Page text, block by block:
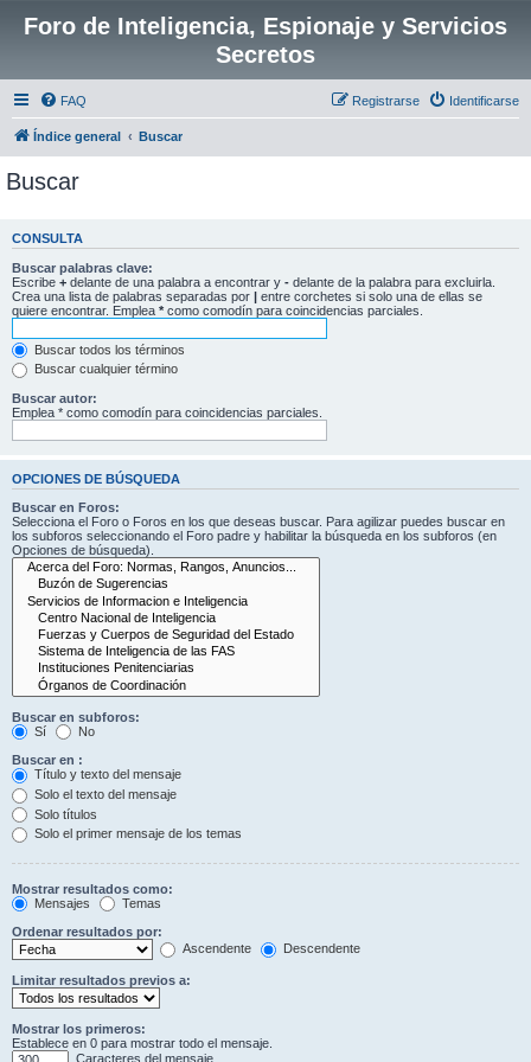
Foro de Inteligencia, Espionaje y Servicios
Secretos
FAQ Identificarse
Registrarse
Índice general Buscar
Buscar
CONSULTA
Buscar palabras clave:
Escribe + delante de una palabra a encontrar y - delante de la palabra para excluirla.
Crea una lista de palabras separadas por | entre corchetes si solo una de ellas se
quiere encontrar. Emplea * como comodín para coincidencias parciales.
Buscar todos los términos
Buscar cualquier término
Buscar autor:
Emplea * como comodín para coincidencias parciales.
OPCIONES DE BÚSQUEDA
Buscar en Foros:
Selecciona el Foro o Foros en los que deseas buscar. Para agilizar puedes buscar en
los subforos seleccionando el Foro padre y habilitar la búsqueda en los subforos (en
Opciones de búsqueda).
Buscar en subforos:
Sí
No
Buscar en :
Título y texto del mensaje
Solo el texto del mensaje
Solo títulos
Solo el primer mensaje de los temas
Mostrar resultados como:
Mensajes
Temas
Ordenar resultados por:
Ascendente
Descendente
Limitar resultados previos a:
Mostrar los primeros:
Establece en 0 para mostrar todo el mensaje.
Caracteres del mensaje